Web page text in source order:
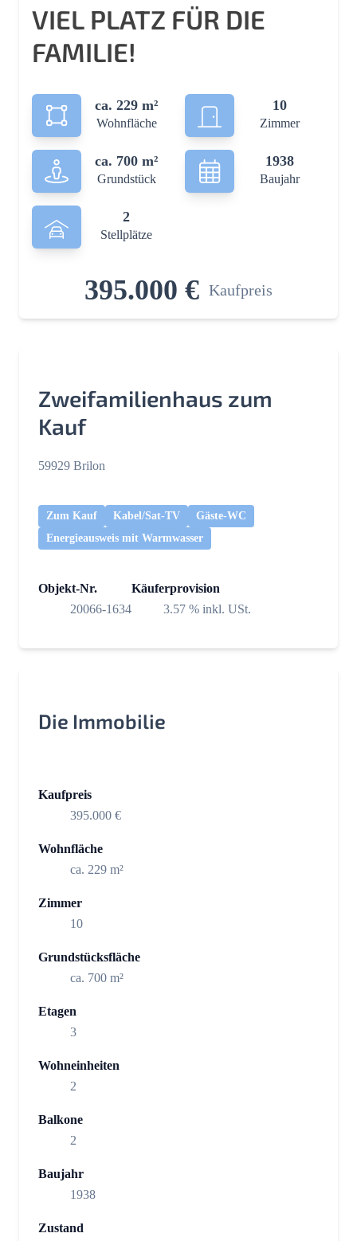
VIEL PLATZ FÜR DIE
FAMILIE!
ca. 229 m²
Wohnfläche
10
Zimmer
ca. 700 m²
Grundstück
1938
Baujahr
2
Stellplätze
395.000 € Kaufpreis
Zweifamilienhaus zum
Kauf
59929 Brilon
Zum Kauf Kabel/Sat-TV
Gäste-WC
Energieausweis mit Warmwasser
Objekt-Nr.
20066-1634
Käuferprovision
3.57 % inkl. USt.
Die Immobilie
Kaufpreis
395.000 €
Wohnfläche
ca. 229 m²
Zimmer
10
Grundstücksfläche
ca. 700 m²
Etagen
3
Wohneinheiten
2
Balkone
2
Baujahr
1938
Zustand